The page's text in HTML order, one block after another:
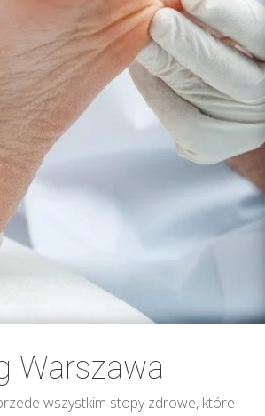
Warszawa
wszystkim stopy zdrowe, które